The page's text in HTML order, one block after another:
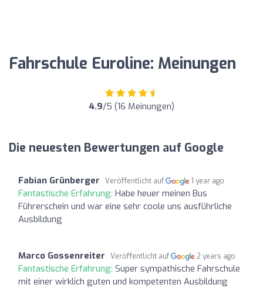
Fahrschule Euroline: Meinungen
4.9/5 (16 Meinungen)
Die neuesten Bewertungen auf Google
Fabian Grünberger Veröffentlicht auf 1 year ago
Fantastische Erfahrung: Habe heuer meinen Bus
Führerschein und war eine sehr coole uns ausführliche
Ausbildung
Marco Gossenreiter Veröffentlicht auf 2 years ago
Fantastische Erfahrung: Super sympathische Fahrschule
mit einer wirklich guten und kompetenten Ausbildung